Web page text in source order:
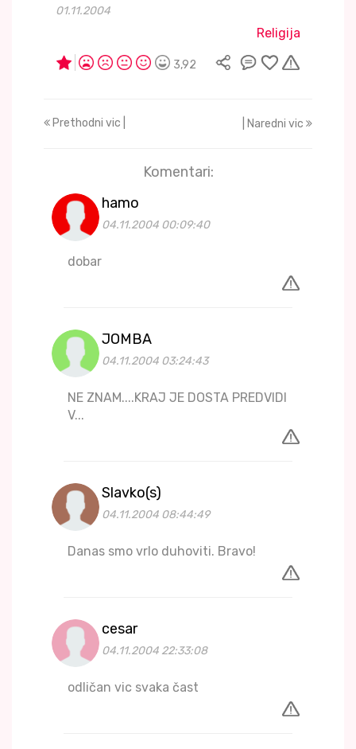
01.11.2004
Religija
3,92
Prethodni vic | | Naredni vic
Komentari:
hamo
04.11.2004 00:09:40
dobar
JOMBA
04.11.2004 03:24:43
NE ZNAM....KRAJ JE DOSTA PREDVIDI
V...
Slavko(s)
04.11.2004 08:44:49
Danas smo vrlo duhoviti. Bravo!
cesar
04.11.2004 22:33:08
odličan vic svaka čast